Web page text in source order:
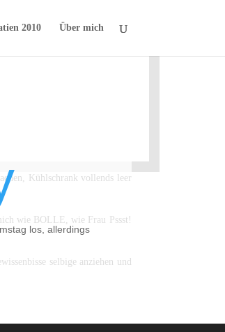
2010 Über mich
los, allerdings
Kühlschrank vollends leer
wie BOLLE, wie Frau Pssst!
selbige anziehen und